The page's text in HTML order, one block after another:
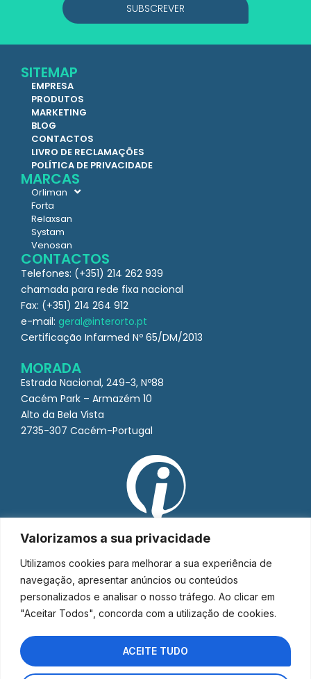
Valorizamos a sua privacidade
Utilizamos cookies para melhorar a sua experiência de
navegação, apresentar anúncios ou conteúdos
personalizados e analisar o nosso tráfego. Ao clicar em
"Aceitar Todos", concorda com a utilização de cookies.
ACEITE TUDO
SUBSCREVER
SITEMAP
EMPRESA
PRODUTOS
MARKETING
BLOG
CONTACTOS
LIVRO DE RECLAMAÇÕES
POLÍTICA DE PRIVACIDADE
MARCAS
Orliman
Forta
Relaxsan
Systam
Venosan
CONTACTOS
Telefones: (+351) 214 262 939
chamada para rede fixa nacional
Fax: (+351) 214 264 912
e-mail: geral@interorto.pt
Certificação Infarmed Nº 65/DM/2013
MORADA
Estrada Nacional, 249-3, Nº88
Cacém Park – Armazém 10
Alto da Bela Vista
2735-307 Cacém-Portugal